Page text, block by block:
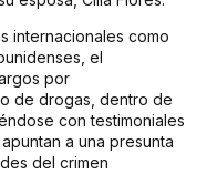
internacionales como
el
por
de drogas, dentro de
con testimoniales
a una presunta
del crimen